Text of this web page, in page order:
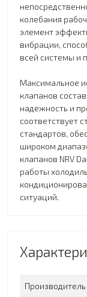
колебания
элемент
вибрации,
всей системы и
Максимальное
клапанов
надежность и
соответствует
стандартов,
широком
клапанов NRV
работы
ситуаций.
Производитель